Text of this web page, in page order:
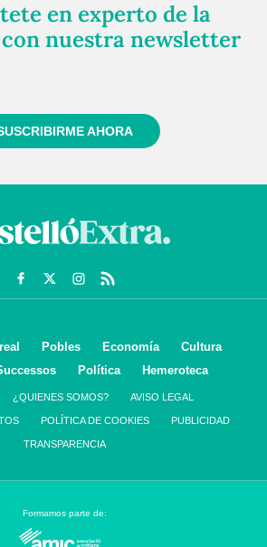
en experto de la
nuestra newsletter
AHORA
Pobles Economía
Cultura
Política Hemeroteca
¿QUIENES SOMOS? AVISO LEGAL
POLÍTICA DE COOKIES PUBLICIDAD
TRANSPARENCIA
Formamos parte de: